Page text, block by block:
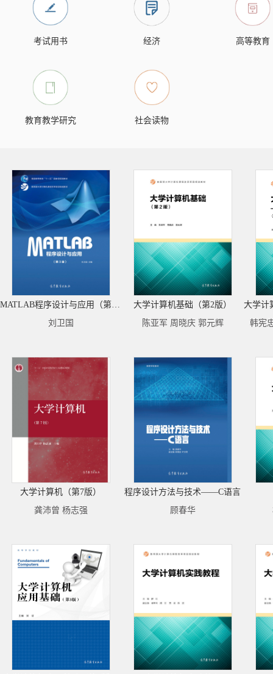
考试用书 经济 高等教育
教育教学研究 社会读物
MATLAB程序设计与应用（第3版）
刘卫国
大学计算机基础（第2版）
陈亚军 周晓庆 郭元辉
韩宪
大学计算机（第7版）
龚沛曾 杨志强
程序设计方法与技术——C语言
顾春华